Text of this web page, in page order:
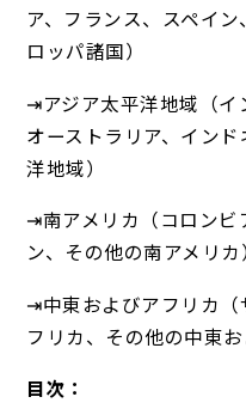
ア、フランス、スペイ
ロッパ諸国）
⇥アジア太平洋地域（イ
オーストラリア、イン
洋地域）
⇥南アメリカ（コロンビ
ン、その他の南アメリカ
⇥中東およびアフリカ（
フリカ、その他の中東お
目次：